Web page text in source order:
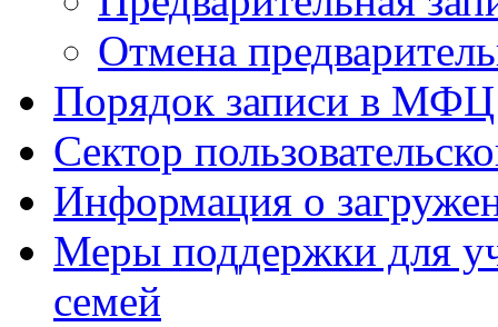
Отмена
Порядок записи в МФЦ
Сектор
Информация о
Меры поддержки для
семей